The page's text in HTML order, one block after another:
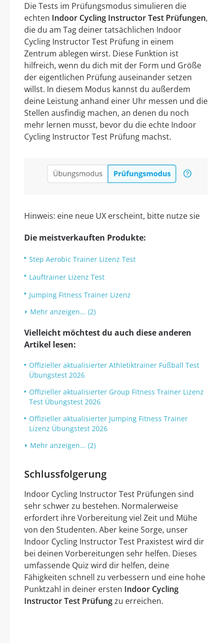
Die Tests im Prüfungsmodus simulieren die
echten Indoor Cycling Instructor Test Prüfungen,
die du am Tag deiner tatsächlichen Indoor
Cycling Instructor Test Prüfung in einem
Zentrum ablegen wirst. Diese Funktion ist
hilfreich, wenn du dich mit der Form und Größe
der eigentlichen Prüfung auseinander setzen
willst. In diesem Modus kannst du außerdem
deine Leistung anhand einer Uhr messen und die
Stellen ausfindig machen, an denen du noch
mehr lernen musst, bevor du die echte Indoor
Cycling Instructor Test Prüfung machst.
Hinweis: eine neue UX erscheint, bitte nutze sie
Die meistverkauften Produkte:
Step Aerobic Trainer Lizenz Test
Lauftrainer Lizenz Test
Jumping Fitness Trainer Lizenz
Mehr anzeigen... (2)
Vielleicht möchtest du auch diese anderen
Artikel lesen:
Offizieller aktualisierter Athletiktrainer Fußball Test
Übungstest 2026
Offizieller aktualisierter Group Fitness Trainer Lizenz
Test Übungstest 2026
Offizieller aktualisierter Jumping Fitness Trainer
Lizenz Übungstest 2026
Mehr anzeigen... (2)
Schlussfolgerung
Indoor Cycling Instructor Test Prüfungen sind
sehr schwer zu bestehen. Normalerweise
erfordert ihre Vorbereitung viel Zeit und Mühe
von den Studenten. Aber keine Sorge, unser
Indoor Cycling Instructor Test Praxistest wird dir
bei deinen Vorbereitungen sehr helfen. Dieses
umfassende Quiz wird dir helfen, deine
Fähigkeiten schnell zu verbessern und eine hohe
Punktzahl in deiner ersten Indoor Cycling
Instructor Test Prüfungzu erreichen.